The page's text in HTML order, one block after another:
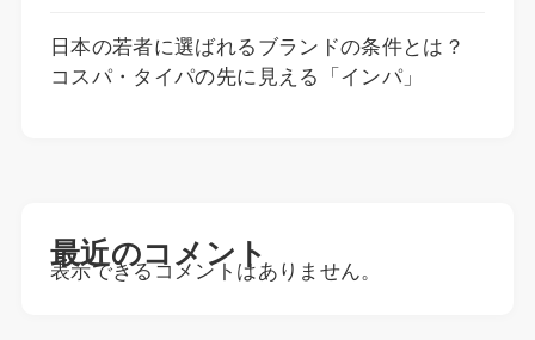
日本の若者に選ばれるブランドの条件とは？
コスパ・タイパの先に見える「インパ」
最近のコメント
表示できるコメントはありません。